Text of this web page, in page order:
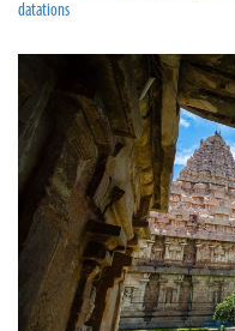
datations